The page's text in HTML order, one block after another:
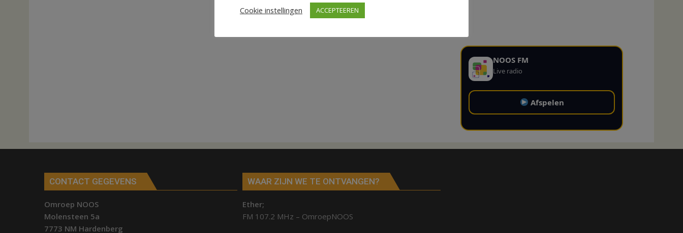
NOOS FM
Live radio
Afspelen
CONTACT GEGEVENS
Omroep NOOS
Molensteen 5a
7773 NM Hardenberg
WAAR ZIJN WE TE ONTVANGEN?
Ether;
FM 107.2 MHz – OmroepNOOS
Cookie instellingen
ACCEPTEEREN